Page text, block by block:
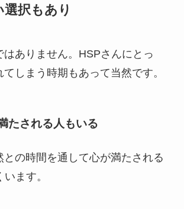
択もあり
はありません。HSPさんにとっ
しまう時期もあって当然です。
たされる人もいる
との時間を通して心が満たされる
ます。